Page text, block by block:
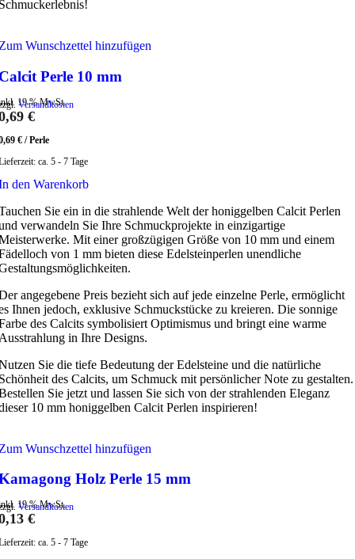
Wunschzettel hinzufügen
Perle 10 mm
19 % MwSt.
Versandkosten
€
€ /Perle
ca. 5 - 7 Tage
den Warenkorb
Sie ein in die strahlende Welt der honiggelben Calcit Perlen
verwandeln Sie Ihre Schmuckprojekte in einzigartige
Mit einer großzügigen Größe von 10 mm und einem
von 1 mm bieten diese Edelsteinperlen unendliche
angegebene Preis bezieht sich auf jede einzelne Perle, ermöglicht
Ihnen jedoch, exklusive Schmuckstücke zu kreieren. Die sonnige
des Calcits symbolisiert Optimismus und bringt eine warme
in Ihre Designs.
Sie die tiefe Bedeutung der Edelsteine und die natürliche
des Calcits, um Schmuck mit persönlicher Note zu gestalten.
Sie jetzt und lassen Sie sich von der strahlenden Eleganz
10 mm honiggelben Calcit Perlen inspirieren!
Wunschzettel hinzufügen
Holz Perle 15 mm
19 % MwSt.
Versandkosten
€
ca. 5 - 7 Tage